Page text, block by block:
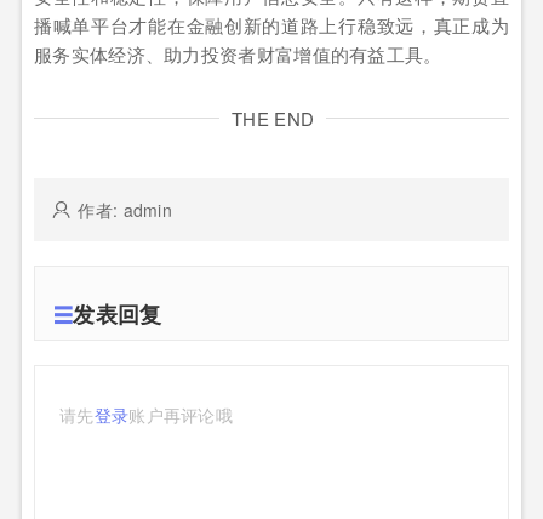
播喊单平台才能在金融创新的道路上行稳致远，真正成为
服务实体经济、助力投资者财富增值的有益工具。
THE END
作者: admin
发表回复
请先登录账户再评论哦